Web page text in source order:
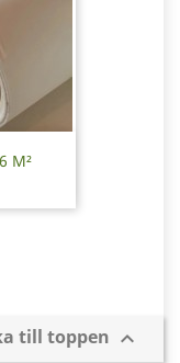
M²
till toppen 